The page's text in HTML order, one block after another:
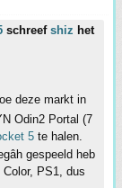
schreef shiz het
deze markt in
Odin2 Portal (7
5 te halen.
gespeeld heb
PS1, dus